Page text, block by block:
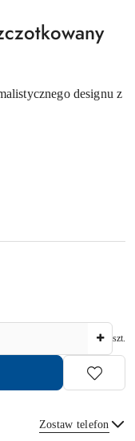
designu z
szt.
Zostaw telefon